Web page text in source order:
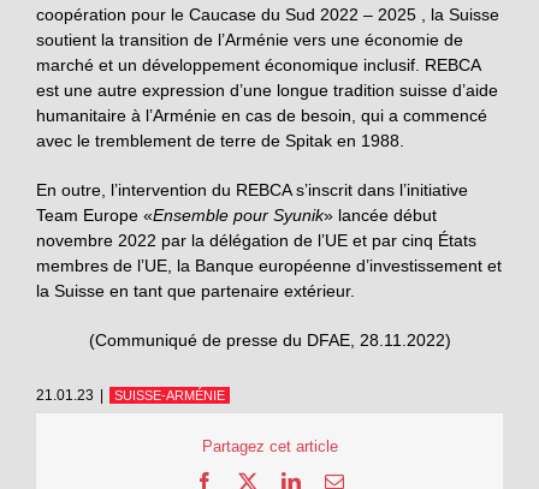
coopération pour le Caucase du Sud 2022 – 2025 , la Suisse
soutient la transition de l’Arménie vers une économie de
marché et un développement économique inclusif. REBCA
est une autre expression d’une longue tradition suisse d’aide
humanitaire à l’Arménie en cas de besoin, qui a commencé
avec le tremblement de terre de Spitak en 1988.
En outre, l’intervention du REBCA s’inscrit dans l’initiative
Team Europe «Ensemble pour Syunik» lancée début
novembre 2022 par la délégation de l’UE et par cinq États
membres de l’UE, la Banque européenne d’investissement et
la Suisse en tant que partenaire extérieur.
(Communiqué de presse du DFAE, 28.11.2022)
21.01.23 | SUISSE-ARMÉNIE
Partagez cet article
Facebook LinkedInEmail